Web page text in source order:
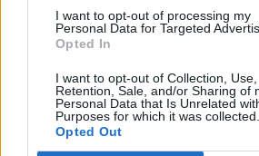
I want to opt-out of processing my
Personal Data for Targeted
Opted In
I want to opt-out of Collection, Use,
Retention, Sale, and/or Sharing of
Personal Data that Is Unrelated
Purposes for which it was collected.
Opted Out
ALBO D'ORO
Crystal Palace, ufficiale Tomiyasu: il
è il secondo colpo estivo
Crystal Palace, Tomiyasu a un passo
Premier: trattativa a parametro zero